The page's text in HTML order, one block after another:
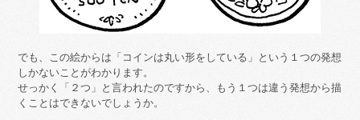
でも、この絵からは「コインは丸い形をしている」という１つの発想
しかないことがわかります。
せっかく「２つ」と言われたのですから、もう１つは違う発想から描
くことはできないでしょうか。